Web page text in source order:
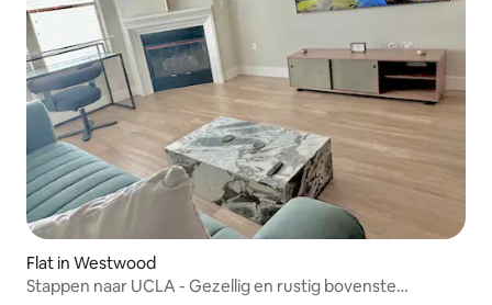
Flat in Westwood
Stappen naar UCLA - Gezellig en rustig bovenste